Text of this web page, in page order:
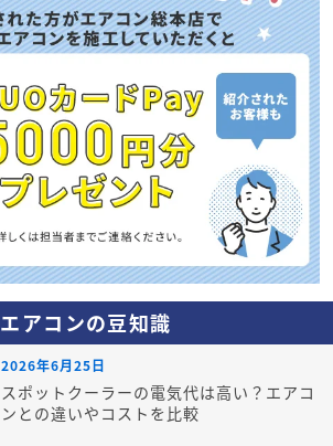
エアコンの豆知識
2026年6月25日
スポットクーラーの電気代は高い？エアコ
ンとの違いやコストを比較